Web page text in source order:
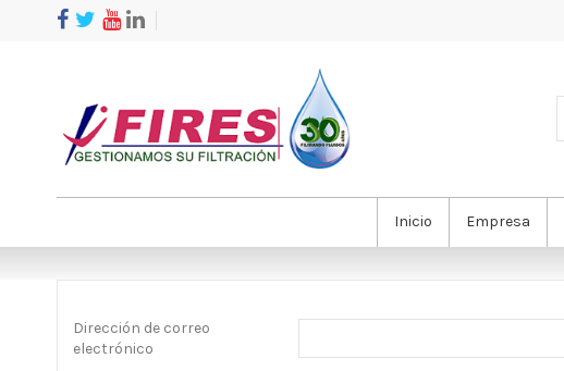
Inicio Empresa
Dirección de correo
electrónico